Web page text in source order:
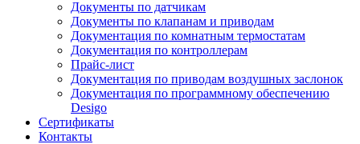
Документы по датчикам
Документы по клапанам и приводам
Документация по комнатным термостатам
Документация по контроллерам
Прайс-лист
Документация по приводам воздушных заслонок
Документация по программному обеспечению
Desigo
Сертификаты
Контакты